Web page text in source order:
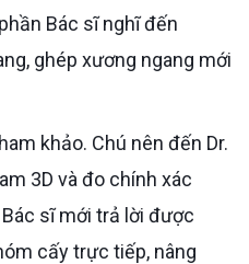
Bác sĩ nghĩ đến
ghép xương ngang mới
3D và đo chính xác
sĩ mới trả lời được
cấy trực tiếp, nâng